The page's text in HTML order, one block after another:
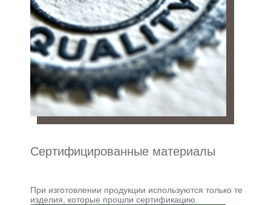
Сертифицированные материалы
При изготовлении продукции используются только те
изделия, которые прошли сертификацию.